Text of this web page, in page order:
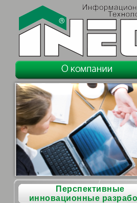
Перспективные
инновационные